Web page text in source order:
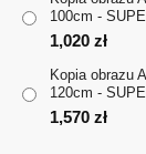
100cm -
1,020 zł
Kopia obrazu
120cm -
1,570 zł